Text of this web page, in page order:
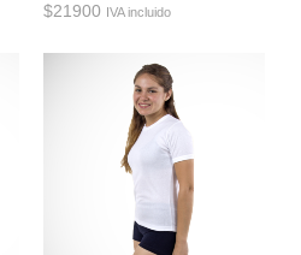
$21900 IVA incluido